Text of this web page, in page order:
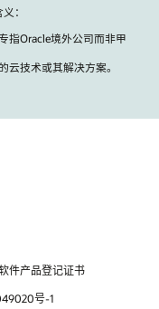
：
指Oracle境外公司而非甲
云技术或其解决方案。
件产品登记证书
号-1